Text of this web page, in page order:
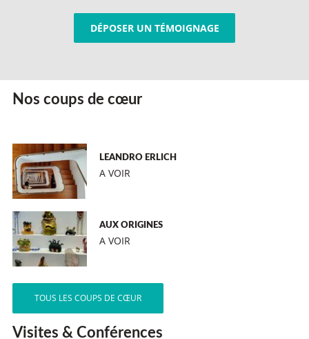
DÉPOSER UN TÉMOIGNAGE
Nos coups de cœur
LEANDRO ERLICH
A VOIR
AUX ORIGINES
A VOIR
TOUS LES COUPS DE CŒUR
Visites & Conférences